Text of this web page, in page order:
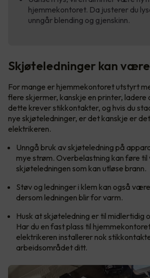
hjemmekontoret. Da justerer du
unngår blending og gjenskinn.
Skjøteledninger kan
For mange er hjemmekontoret utstyrt
flere skjermer, kanskje en printer, ladere
dette krever stikkontakter, og hvis du
nye skjøteledninger, er det kanskje er
elektrikeren.
Unngå bruk av skjøteledning på
mye strøm. Overbelastning kan føre til
skjøteledningen som kan utløse brann.
Støv og ledninger i klem kan også
dersom ledningen blir for varm.
Husk at skjøteledning er til midlertidig
Har du en fast plass til
elektrikeren installerer nok
arbeidsområdet ditt.